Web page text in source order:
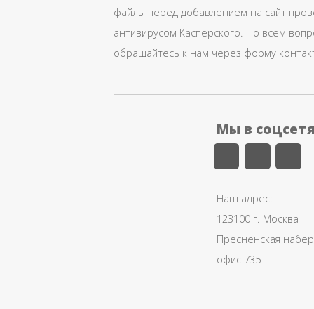
файлы перед добавлением на сайт
антивирусом Касперского. По всем
обращайтесь к нам через форму
Мы в
Наш адрес:
123100 г. Москва
Пресненская
офис 735